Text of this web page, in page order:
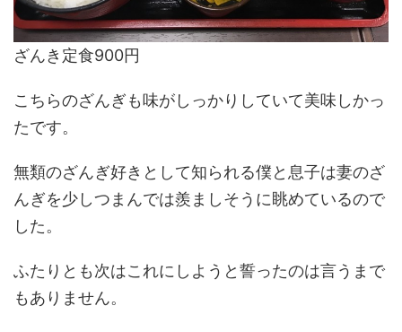
ざんき定食900円
こちらのざんぎも味がしっかりしていて美味しかっ
たです。
無類のざんぎ好きとして知られる僕と息子は妻のざ
んぎを少しつまんでは羨ましそうに眺めているので
した。
ふたりとも次はこれにしようと誓ったのは言うまで
もありません。